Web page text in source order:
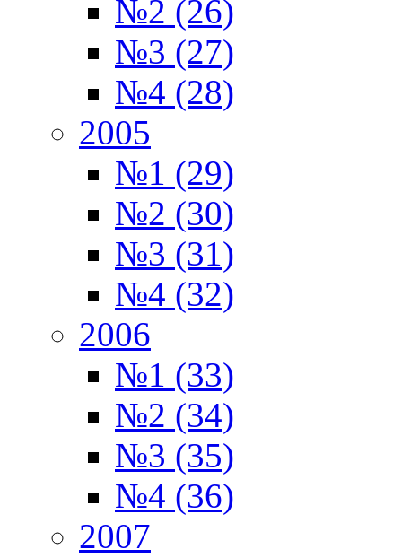
№2 (26)
№3 (27)
№4 (28)
2005
№1 (29)
№2 (30)
№3 (31)
№4 (32)
2006
№1 (33)
№2 (34)
№3 (35)
№4 (36)
2007